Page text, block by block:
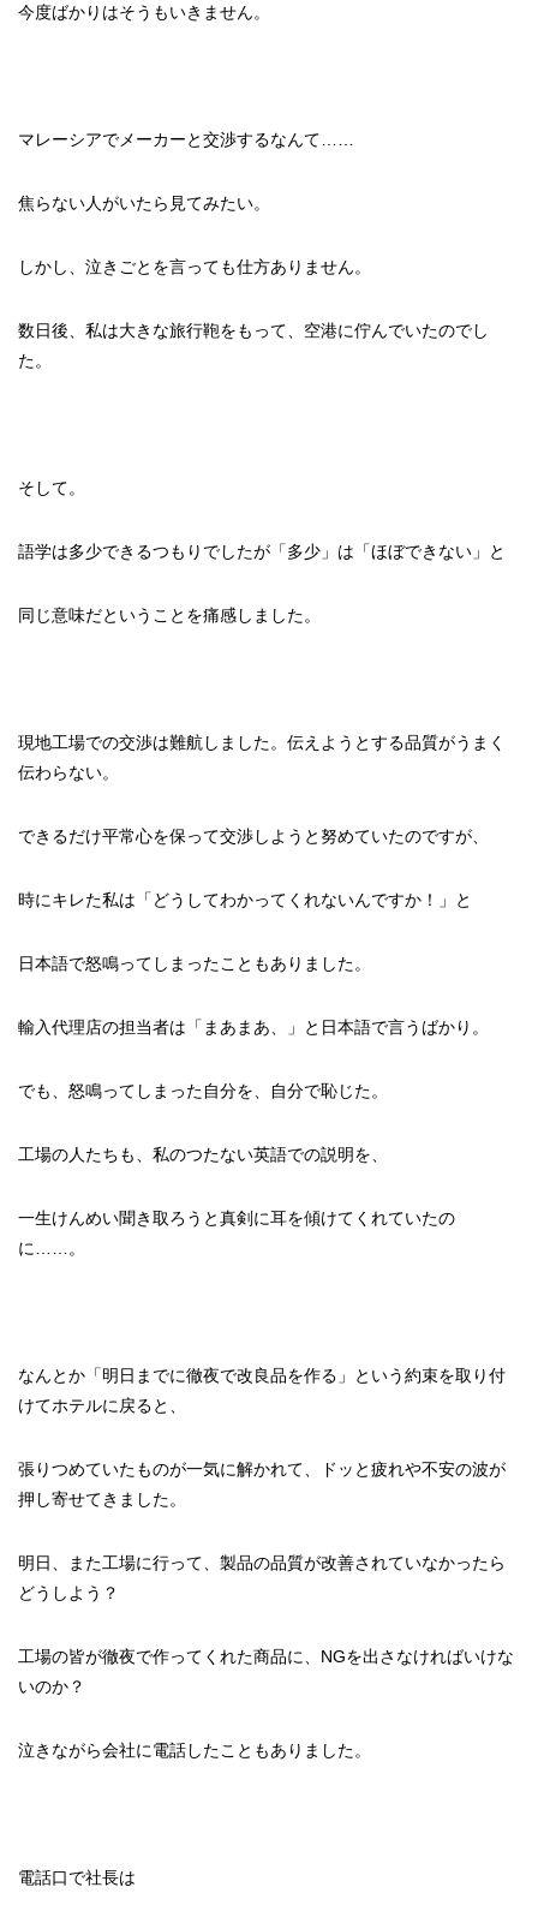
今度ばかりはそうもいきません。
マレーシアでメーカーと交渉するなんて……
焦らない人がいたら見てみたい。
しかし、泣きごとを言っても仕方ありません。
数日後、私は大きな旅行鞄をもって、空港に佇んでいたのでし
た。
そして。
語学は多少できるつもりでしたが「多少」は「ほぼできない」と
同じ意味だということを痛感しました。
現地工場での交渉は難航しました。伝えようとする品質がうまく
伝わらない。
できるだけ平常心を保って交渉しようと努めていたのですが、
時にキレた私は「どうしてわかってくれないんですか！」と
日本語で怒鳴ってしまったこともありました。
輸入代理店の担当者は「まあまあ、」と日本語で言うばかり。
でも、怒鳴ってしまった自分を、自分で恥じた。
工場の人たちも、私のつたない英語での説明を、
一生けんめい聞き取ろうと真剣に耳を傾けてくれていたの
に……。
なんとか「明日までに徹夜で改良品を作る」という約束を取り付
けてホテルに戻ると、
張りつめていたものが一気に解かれて、ドッと疲れや不安の波が
押し寄せてきました。
明日、また工場に行って、製品の品質が改善されていなかったら
どうしよう？
工場の皆が徹夜で作ってくれた商品に、NGを出さなければいけな
いのか？
泣きながら会社に電話したこともありました。
電話口で社長は